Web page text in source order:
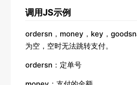
调用JS示例
ordersn，money，key，
为空，空时无法跳转支付。
ordersn：定单号